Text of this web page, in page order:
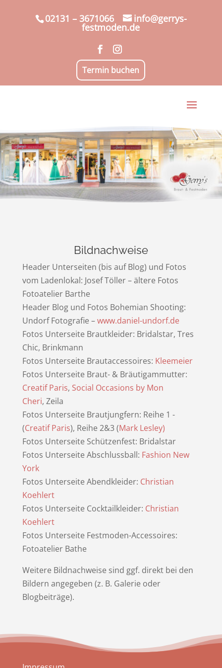
02131 – 3671066 info@gerrys-
festmoden.de
Termin buchen
Bildnachweise
Header Unterseiten (bis auf Blog) und Fotos
vom Ladenlokal: Josef Töller – ältere Fotos
Fotoatelier Barthe
Header Blog und Fotos Bohemian Shooting:
Undorf Fotografie –www.daniel-undorf.de
Fotos Unterseite Brautkleider: Bridalstar, Tres
Chic, Brinkmann
Fotos Unterseite Brautaccessoires: Kleemeier
Fotos Unterseite Braut- & Bräutigammutter:
Creatif Paris, Social Occasions by Mon
Cheri, Zeila
Fotos Unterseite Brautjungfern: Reihe 1 -
(Creatif Paris), Reihe 2&3 (Mark Lesley)
Fotos Unterseite Schützenfest: Bridalstar
Fotos Unterseite Abschlussball: Fashion New
York
Fotos Unterseite Abendkleider: Christian
Koehlert
Fotos Unterseite Cocktailkleider: Christian
Koehlert
Fotos Unterseite Festmoden-Accessoires:
Fotoatelier Bathe
Weitere Bildnachweise sind ggf. direkt bei den
Bildern angegeben (z. B. Galerie oder
Blogbeiträge).